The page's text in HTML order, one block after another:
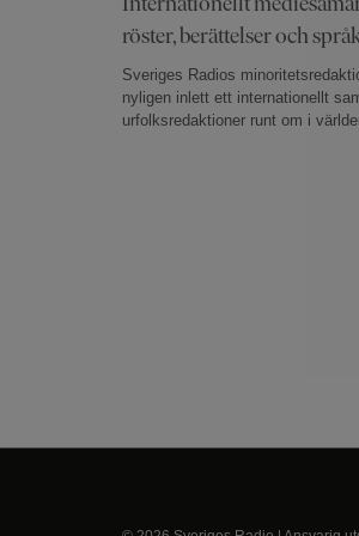
röster, berättelser och
Sveriges Radios
nyligen inlett ett internationellt
urfolksredaktioner runt om i